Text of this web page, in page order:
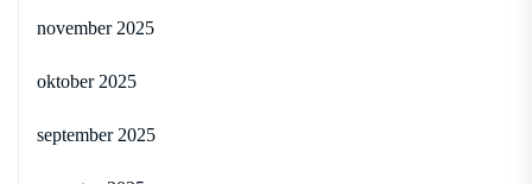
november 2025
oktober 2025
september 2025